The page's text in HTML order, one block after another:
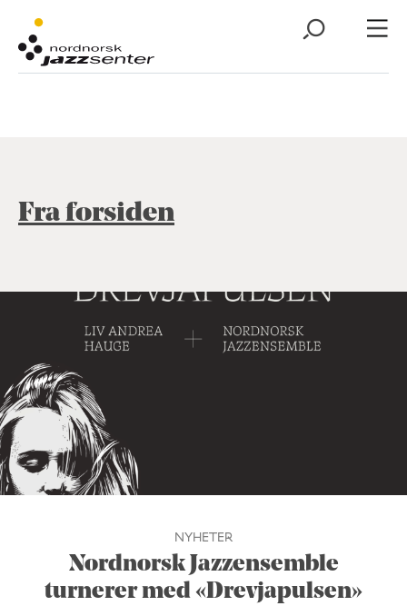
Fra forsiden
NYHETER
Nordnorsk Jazzensemble
turnerer med «Drevjapulsen»